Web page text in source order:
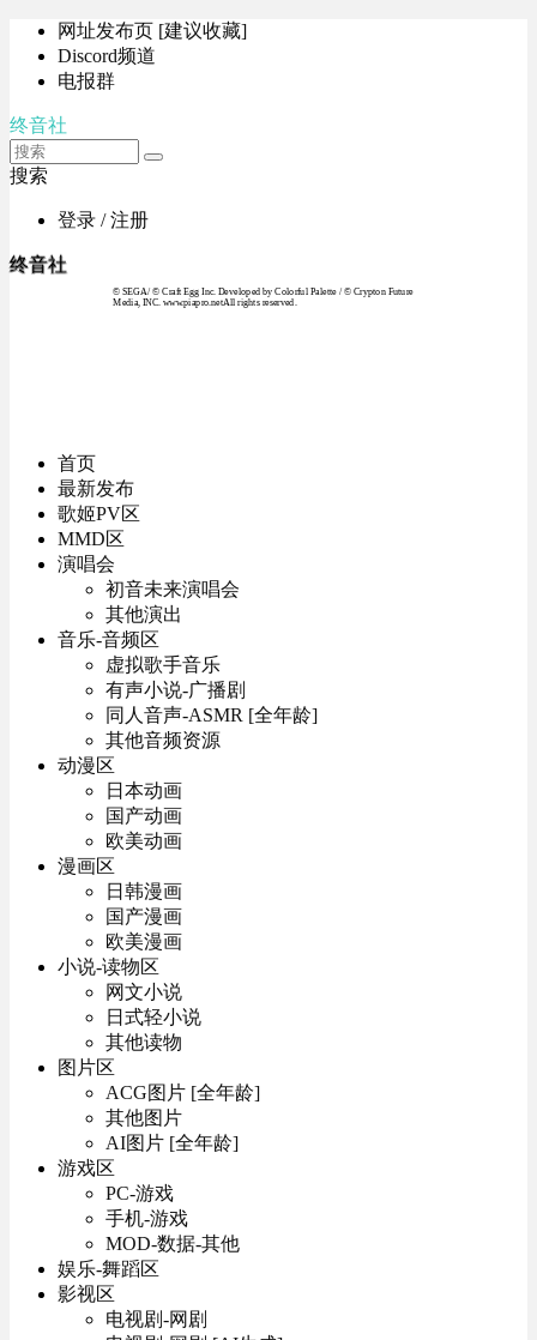
网址发布页 [建议收藏]
Discord频道
电报群
终音社
搜索
登录 / 注册
终音社
© SEGA / © Craft Egg Inc. Developed by Colorful Palette / © Crypton Future
Media, INC. www.piapro.netAll rights reserved.
首页
最新发布
歌姬PV区
MMD区
演唱会
初音未来演唱会
其他演出
音乐-音频区
虚拟歌手音乐
有声小说-广播剧
同人音声-ASMR [全年龄]
其他音频资源
动漫区
日本动画
国产动画
欧美动画
漫画区
日韩漫画
国产漫画
欧美漫画
小说-读物区
网文小说
日式轻小说
其他读物
图片区
ACG图片 [全年龄]
其他图片
AI图片 [全年龄]
游戏区
PC-游戏
手机-游戏
MOD-数据-其他
娱乐-舞蹈区
影视区
电视剧-网剧